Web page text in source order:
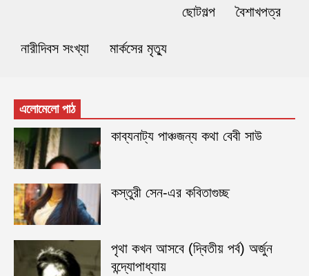
ছোটগল্প বৈশাখপত্র
নারীদিবস সংখ্যা মার্কসের মৃত্যু
এলোমেলো পাঠ
কাব্যনাট্য পাঞ্চজন্য কথা বেবী সাউ
কস্তুরী সেন-এর কবিতাগুচ্ছ
পৃথা কখন আসবে (দ্বিতীয় পর্ব) অর্জুন
বন্দ্যোপাধ্যায়